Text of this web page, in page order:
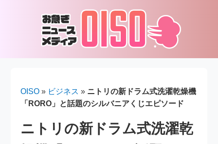
OISO » ビジネス » ニトリの新ドラム式洗濯乾燥機
「RORO」と話題のシルバニアくじエピソード
ニトリの新ドラム式洗濯乾